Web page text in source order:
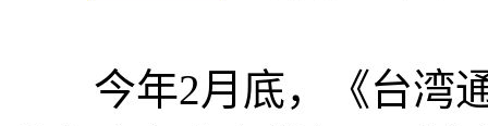
今年2月底，《台湾通